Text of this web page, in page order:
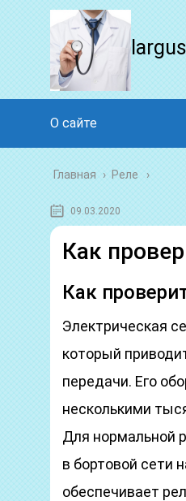
О сайте
Главная › Реле
09.03.2020
Как
Как
Электрическая
который
передачи. Его
несколькими
Для нормальной
в бортовой сети
обеспечивает